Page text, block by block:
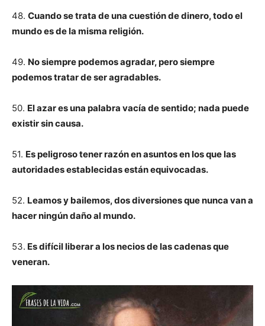
48. Cuando se trata de una cuestión de dinero, todo el
mundo es de la misma religión.
49. No siempre podemos agradar, pero siempre
podemos tratar de ser agradables.
50. El azar es una palabra vacía de sentido; nada puede
existir sin causa.
51. Es peligroso tener razón en asuntos en los que las
autoridades establecidas están equivocadas.
52. Leamos y bailemos, dos diversiones que nunca van a
hacer ningún daño al mundo.
53. Es difícil liberar a los necios de las cadenas que
veneran.